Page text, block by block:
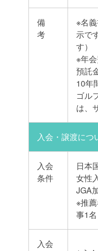
備
考
※名
示で
す）
※年
預託
10年
ゴル
は、
入会・譲渡につ
入会
条件
日本
女性
JGA
※推
事1名
入会